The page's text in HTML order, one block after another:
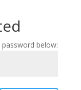
below: